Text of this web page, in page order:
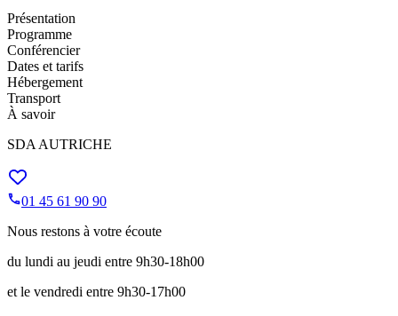
Présentation
Programme
Conférencier
Dates et tarifs
Hébergement
Transport
À savoir
SDA AUTRICHE
01 45 61 90 90
Nous restons à votre écoute
du lundi au jeudi entre 9h30-18h00
et le vendredi entre 9h30-17h00